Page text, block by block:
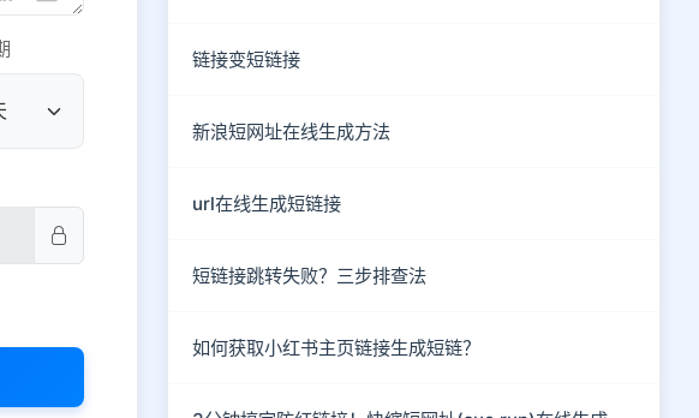
共域名
链接变短链接
新浪短网址在线生成方法
url在线生成短链接
短链接跳转失败？三步排查法
如何获取小红书主页链接生成短链？